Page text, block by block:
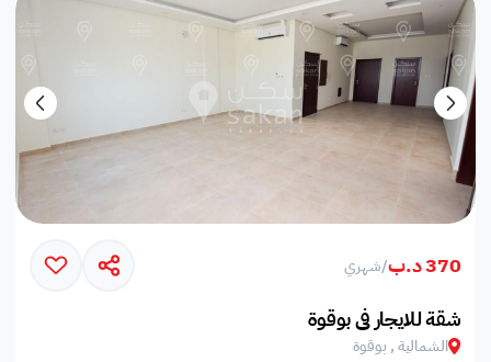
370 د.ب /شهري
شقة للايجار في بوقوة
الشمالية , بوقوة